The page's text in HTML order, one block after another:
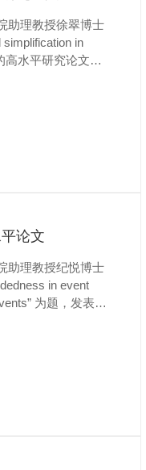
助理教授徐翠博士
in
高水平研究论文。
此项研究是与香
论文
助理教授纪悦博士
in event
为题，发表在
（影响因